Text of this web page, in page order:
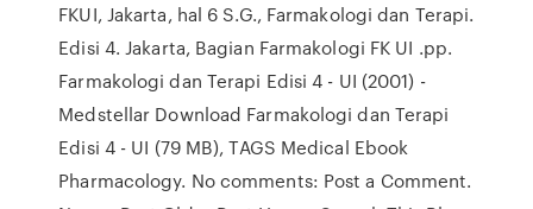
FKUI, Jakarta, hal 6 S.G., Farmakologi dan Terapi.
Edisi 4. Jakarta, Bagian Farmakologi FK UI .pp.
Farmakologi dan Terapi Edisi 4 - UI (2001) -
Medstellar Download Farmakologi dan Terapi
Edisi 4 - UI (79 MB), TAGS Medical Ebook
Pharmacology. No comments: Post a Comment.